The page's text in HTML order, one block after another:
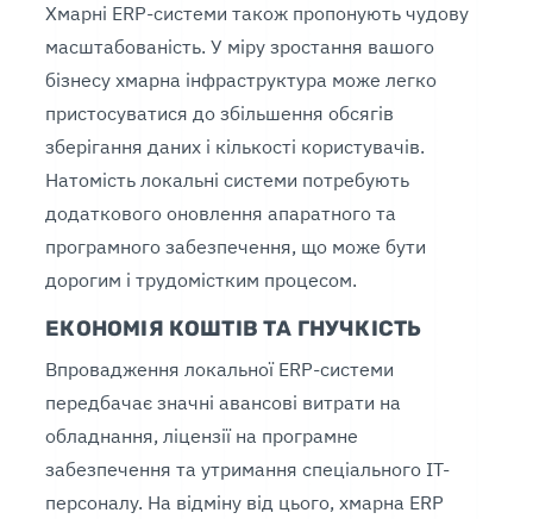
Хмарні ERP-системи також пропонують чудову
масштабованість. У міру зростання вашого
бізнесу хмарна інфраструктура може легко
пристосуватися до збільшення обсягів
зберігання даних і кількості користувачів.
Натомість локальні системи потребують
додаткового оновлення апаратного та
програмного забезпечення, що може бути
дорогим і трудомістким процесом.
ЕКОНОМІЯ КОШТІВ ТА ГНУЧКІСТЬ
Впровадження локальної ERP-системи
передбачає значні авансові витрати на
обладнання, ліцензії на програмне
забезпечення та утримання спеціального ІТ-
персоналу. На відміну від цього, хмарна ERP